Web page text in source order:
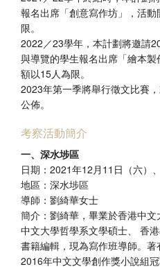
報名出席「創意寫作坊」，活
限。
2022／23學年，本計劃將邀請
與導覽的學生報名出席「繪本
額以15人為限。
2023年第一季將舉行徵文比賽
公佈。
考察活動簡介
一、深水埗區
日期：2021年12月11日（六）
地區：深水埗區
導師：劉綺華女士
簡介：劉綺華，畢業於香港中
中文大學哲學系文學碩士、 香
書籍編輯，現為寫作班導師。
2016年中文文學創作獎小說組冠